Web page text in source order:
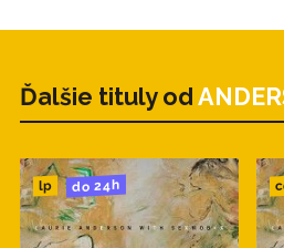
Ďalšie tituly od
lp do 24h